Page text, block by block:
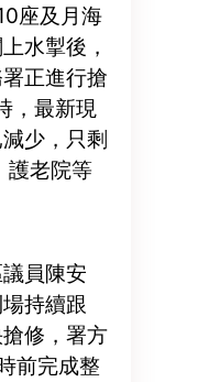
座及月海
水掣後，
正進行搶
，最新現
少，只剩
護老院等
員陳安
持續跟
修，署方
前完成整